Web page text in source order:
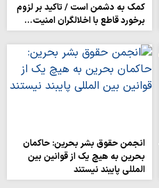
کمک به دشمن است / تاکید بر لزوم
برخورد قاطع با اخلالگران امنیت…
انجمن حقوق بشر بحرین: حاکمان
بحرین به هیچ یک از قوانین بین
المللی پایبند نیستند